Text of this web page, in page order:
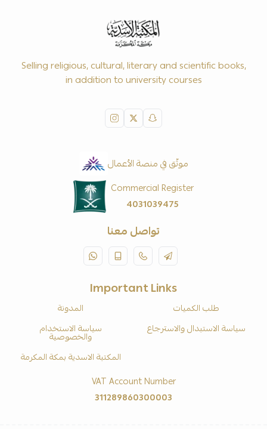
Selling religious, cultural, literary and scientific books,
in addition to university courses
موثّق في منصة الأعمال
Commercial Register
4031039475
تواصل معنا
Important Links
المدونة
طلب الكميات
سياسة الاستخدام
والخصوصية
سياسة الاستبدال والاسترجاع
المكتبة الاسدية بمكة المكرمة
VAT Account Number
311289860300003